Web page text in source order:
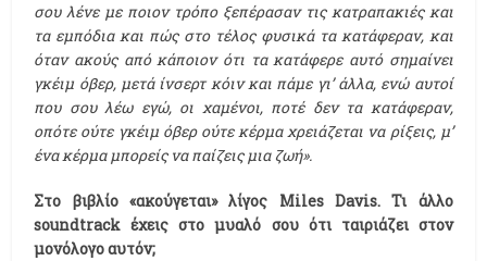
σου λένε με ποιον τρόπο ξεπέρασαν τις κατραπακιές και
τα εμπόδια και πώς στο τέλος φυσικά τα κατάφεραν, και
όταν ακούς από κάποιον ότι τα κατάφερε αυτό σημαίνει
γκέιμ όβερ, μετά ίνσερτ κόιν και πάμε γι’ άλλα, ενώ αυτοί
που σου λέω εγώ, οι χαμένοι, ποτέ δεν τα κατάφεραν,
οπότε ούτε γκέιμ όβερ ούτε κέρμα χρειάζεται να ρίξεις, μ’
ένα κέρμα μπορείς να παίζεις μια ζωή».
Στο βιβλίο «ακούγεται» λίγος MilesDavis. Τι άλλο
soundtrack έχεις στο μυαλό σου ότι ταιριάζει στον
μονόλογο αυτόν;